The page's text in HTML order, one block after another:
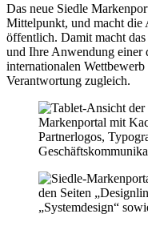
Das neue Siedle
Mittelpunkt, und macht die
öffentlich. Damit macht
und Ihre Anwendung einer
internationalen
Verantwortung zugleich.